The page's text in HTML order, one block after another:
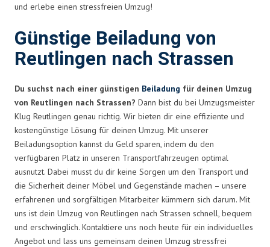
und erlebe einen stressfreien Umzug!
Günstige Beiladung von
Reutlingen nach Strassen
Du suchst nach einer günstigen Beiladung für deinen Umzug
von Reutlingen nach Strassen? Dann bist du bei Umzugsmeister
Klug Reutlingen genau richtig. Wir bieten dir eine effiziente und
kostengünstige Lösung für deinen Umzug. Mit unserer
Beiladungsoption kannst du Geld sparen, indem du den
verfügbaren Platz in unseren Transportfahrzeugen optimal
ausnutzt. Dabei musst du dir keine Sorgen um den Transport und
die Sicherheit deiner Möbel und Gegenstände machen – unsere
erfahrenen und sorgfältigen Mitarbeiter kümmern sich darum. Mit
uns ist dein Umzug von Reutlingen nach Strassen schnell, bequem
und erschwinglich. Kontaktiere uns noch heute für ein individuelles
Angebot und lass uns gemeinsam deinen Umzug stressfrei